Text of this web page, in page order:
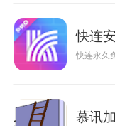
快连
快连永久
慕讯